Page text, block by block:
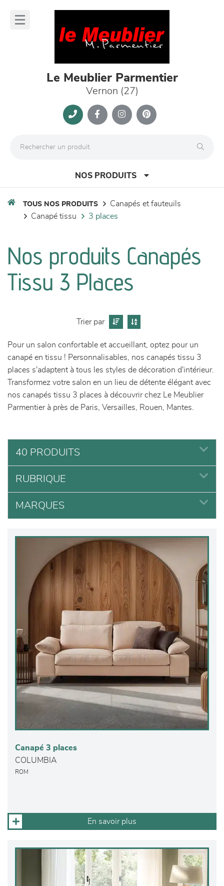
Le Meublier Parmentier
Vernon (27)
NOS PRODUITS
séjours
meubles de complément
décoration
TOUS NOS PRODUITS
canapés et fauteuils
canapé tissu
3 places
Nos produits Canapés
Tissu 3 Places
Trier par
Pour un salon confortable et accueillant, optez pour un
canapé en tissu ! Personnalisables, nos canapés tissu 3
places s'adaptent à tous les styles de décoration d'intérieur.
Transformez votre salon en un lieu de détente élégant avec
nos canapés tissu 3 places à découvrir chez Le Meublier
Parmentier à près de Paris, Versailles, Rouen, Mantes.
40 PRODUITS
RUBRIQUE
MARQUES
Canapé 3 places
COLUMBIA
ROM
En savoir plus